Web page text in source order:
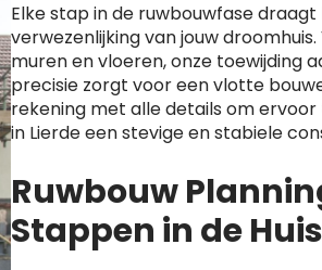
Elke stap in de ruwbouwfase draagt
verwezenlijking van jouw
muren en vloeren, onze toewijding
precisie zorgt voor een vlotte
rekening met alle details om ervoor
in Lierde een stevige en stabiele
Ruwbouw
Stappen in de